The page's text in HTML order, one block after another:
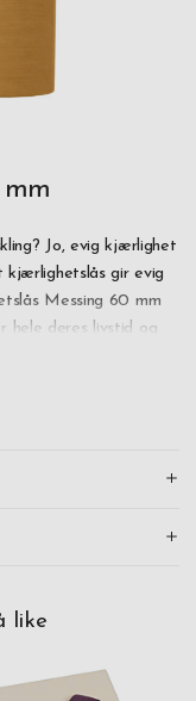
Jo, evig kjærlighet
kjærlighetslås gir evig
Messing 60 mm
hele deres livstid og
bra plass og kast
imot tidens tann
like